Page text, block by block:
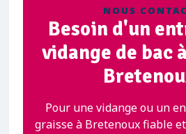
NOUS
Besoin d'un
vidange de bac
Pour une vidange ou un
graisse à Bretenoux fiable